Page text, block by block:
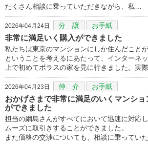
たくさん相談に乗っていただきながら、私…
2026年04月24日 分 譲 お手紙
非常に満足いく購入ができました
私たちは東京のマンションにしか住んだこと
ということを考えるにあたって、インターネ
上で初めてポラスの家を見に行きました。実
2026年04月23日 仲 介 お手紙
おかげさまで非常に満足のいくマンショ
ができました
担当の綱島さんがすべてにおいて迅速に対応
ムーズに取引きすることができました。
また価格の交渉についても、相談に乗ってい